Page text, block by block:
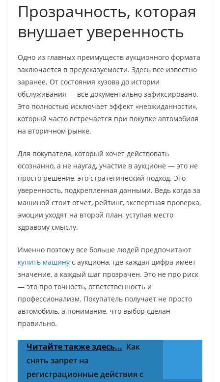
Прозрачность, которая
внушает уверенность
Одно из главных преимуществ аукционного формата
заключается в предсказуемости. Здесь все известно
заранее. От состояния кузова до истории
обслуживания — все документально зафиксировано.
Это полностью исключает эффект «неожиданности»,
который часто встречается при покупке автомобиля
на вторичном рынке.
Для покупателя, который хочет действовать
осознанно, а не наугад, участие в аукционе — это не
просто решение, это стратегический подход. Это
уверенность, подкрепленная данными. Ведь когда за
машиной стоит отчет, рейтинг, экспертная проверка,
эмоции уходят на второй план, уступая место
здравому смыслу.
Именно поэтому все больше людей предпочитают
купить машину с аукциона, где каждая цифра имеет
значение, а каждый шаг прозрачен. Это не про риск
— это про точность, ответственность и
профессионализм. Покупатель получает не просто
автомобиль, а понимание, что выбор сделан
правильно.
Читайте также здесь... Как
снять запрет на
регистрационные действия с